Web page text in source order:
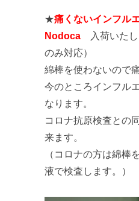
★痛くないインフル
Nodoca 入荷いたし
のみ対応）
綿棒を使わないので
今のところインフル
なります。
コロナ抗原検査との
来ます。
（コロナの方は綿棒
液で検査します。）